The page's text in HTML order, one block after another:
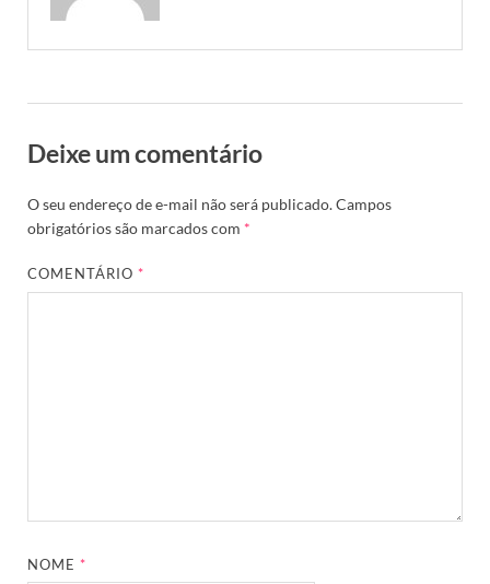
Deixe um comentário
O seu endereço de e-mail não será publicado.Campos
obrigatórios são marcados com *
COMENTÁRIO*
NOME*